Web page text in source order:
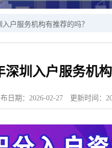
户服务机构有推荐的吗？
深圳入户服务机
日期：2026-02-27 更新时间：